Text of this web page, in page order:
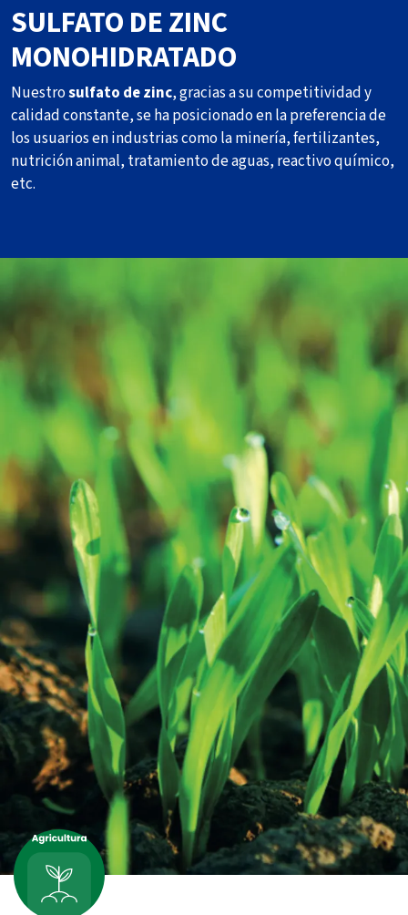
SULFATO DE ZINC
MONOHIDRATADO
Nuestrosulfato de zinc, gracias a su competitividad y
calidad constante, se ha posicionado en la preferencia de
los usuarios en industrias como la minería, fertilizantes,
nutrición animal, tratamiento de aguas, reactivo químico,
etc.